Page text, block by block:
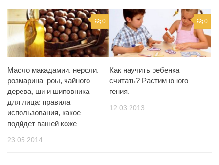
0
Масло макадамии, нероли,
розмарина, роы, чайного
дерева, ши и шиповника
для лица: правила
использования, какое
подйдет вашей коже
23.05.2014
0
Как научить ребенка
считать? Растим юного
гения.
12.03.2013